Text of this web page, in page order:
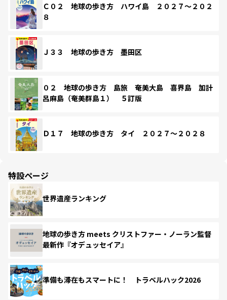
Ｃ０２ 地球の歩き方 ハワイ島 ２０２７～２０２
８
Ｊ３３ 地球の歩き方 墨田区
０２ 地球の歩き方 島旅 奄美大島 喜界島 加計
呂麻島（奄美群島１） ５訂版
Ｄ１７ 地球の歩き方 タイ ２０２７～２０２８
特設ページ
世界遺産ランキング
地球の歩き方 meets クリストファー・ノーラン監督
最新作『オデュッセイア』
準備も滞在もスマートに！ トラベルハック2026